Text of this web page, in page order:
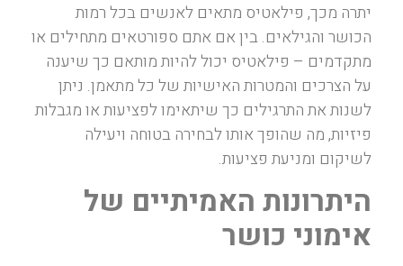
יתרה מכך, פילאטיס מתאים לאנשים בכל רמות
הכושר והגילאים. בין אם אתם ספורטאים מתחילים או
מתקדמים – פילאטיס יכול להיות מותאם כך שיענה
על הצרכים והמטרות האישיות של כל מתאמן. ניתן
לשנות את התרגילים כך שיתאימו לפציעות או מגבלות
פיזיות, מה שהופך אותו לבחירה בטוחה ויעילה
לשיקום ומניעת פציעות.
היתרונות האמיתיים של
אימוני כושר